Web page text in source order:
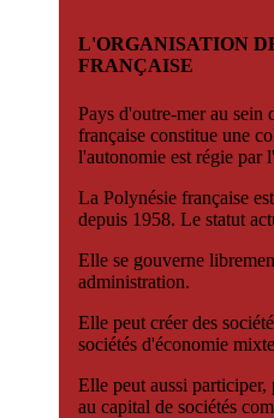
L'ORGANISATION
FRANÇAISE
Pays d'outre-mer au sein
française constitue une
l'autonomie est régie par
La Polynésie française
depuis 1958. Le statut
Elle se gouverne
administration.
Elle peut créer des
sociétés d'économie
Elle peut aussi
au capital de sociétés